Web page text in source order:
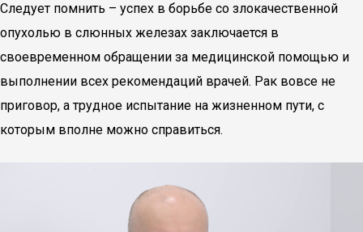
Следует помнить – успех в борьбе со злокачественной
опухолью в слюнных железах заключается в
своевременном обращении за медицинской помощью и
выполнении всех рекомендаций врачей. Рак вовсе не
приговор, а трудное испытание на жизненном пути, с
которым вполне можно справиться.